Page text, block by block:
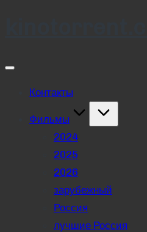
Контакты
Фильмы
2024
2025
2026
зарубежный
Россия
лучшие Россия